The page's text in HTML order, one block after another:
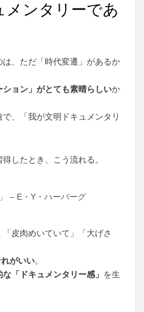
メンタリーであ
、ただ「時代変遷」があるか
ョン」がとても素晴らしいか
、「我が文明ドキュメンタリ
したとき、こう流れる。
– E・Y・ハーバーグ
皮肉めいていて」「大げさ
がいい。
な「ドキュメンタリー感」 を生